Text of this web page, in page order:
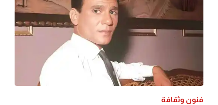
فنون وثقافة